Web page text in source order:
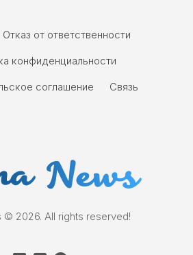
Отказ от ответственности
конфиденциальности
соглашение
Связь
© 2026. All rights reserved!